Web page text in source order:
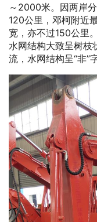
～2000米。因两岸
120公里，邓柯附近
宽，亦不过150公里
水网结构大致呈树枝
流，水网结构呈“非”